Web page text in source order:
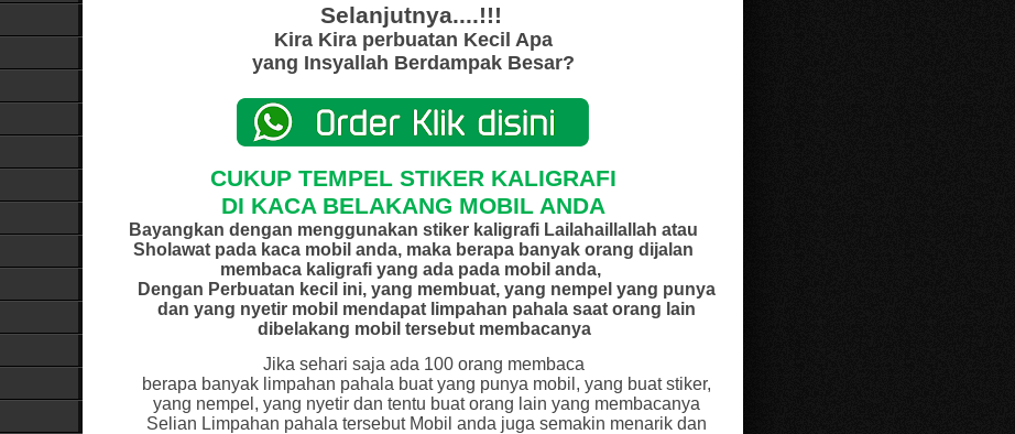
Selanjutnya....!!!
Kira Kira perbuatan Kecil Apa
yang Insyallah Berdampak Besar?
CUKUP TEMPEL STIKER KALIGRAFI
DI KACA BELAKANG MOBIL ANDA
Bayangkan dengan menggunakan stiker kaligrafi Lailahaillallah atau
Sholawat pada kaca mobil anda, maka berapa banyak orang dijalan
membaca kaligrafi yang ada pada mobil anda,
Dengan Perbuatan kecil ini, yang membuat, yang nempel yang punya
dan yang nyetir mobil mendapat limpahan pahala saat orang lain
dibelakang mobil tersebut membacanya
Jika sehari saja ada 100 orang membaca
berapa banyak limpahan pahala buat yang punya mobil, yang buat stiker,
yang nempel, yang nyetir dan tentu buat orang lain yang membacanya
Selian Limpahan pahala tersebut Mobil anda juga semakin menarik dan